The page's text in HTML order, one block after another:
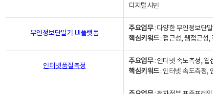
디지털시민
무인정보단말기 UI플랫폼
주요업무: 다양한 무인정보단말
핵심키워드: 접근성, 웹접근성,
인터넷품질측정
주요업무: 인터넷 속도측정, 웹접
핵심키워드: 인터넷 속도측정, 인